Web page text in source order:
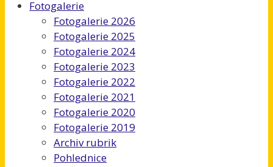
Fotogalerie
Fotogalerie 2026
Fotogalerie 2025
Fotogalerie 2024
Fotogalerie 2023
Fotogalerie 2022
Fotogalerie 2021
Fotogalerie 2020
Fotogalerie 2019
Archiv rubrik
Pohlednice